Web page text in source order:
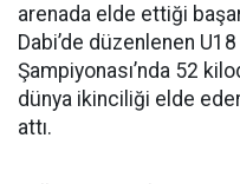
arenada elde ettiği
Dabi’de düzenlenen
Şampiyonası’nda 52
dünya ikinciliği elde
attı.